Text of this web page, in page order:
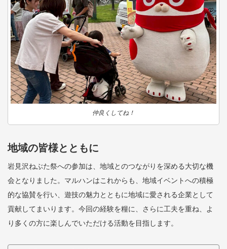
仲良くしてね！
地域の皆様とともに
岩見沢ねぶた祭への参加は、地域とのつながりを深める大切な機
会となりました。マルハンはこれからも、地域イベントへの積極
的な協賛を行い、遊技の魅力とともに地域に愛される企業として
貢献してまいります。今回の経験を糧に、さらに工夫を重ね、よ
り多くの方に楽しんでいただける活動を目指します。